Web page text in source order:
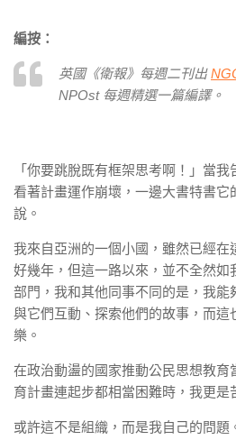
編按：
英國《衛報》每週二刊出
NPOst 每週精選一篇編譯。
「你要跳脫既有框架思考啊！」當
看著計畫運作崩壞，一邊大書特書它
說。
我來自亞洲的一個小國，雖然已經在
好幾年，但這一路以來，並不全然如
部門，我和其他同事不同的是，我能
與它們互動、探索他們的故事，而這
樂。
在政治動盪的國家推動公民思想教育
育計畫連起步都相當困難時，我更是
或許這不是組織，而是我自己的問題